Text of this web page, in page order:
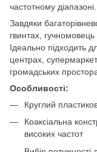
частотному діапазоні.
Завдяки
гвинтах, гучномовець
Ідеально підходить
центрах,
громадських
Особливості:
Круглий
Коаксіальна
високих частот